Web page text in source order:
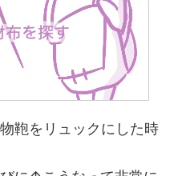
鞄をリュックにした時